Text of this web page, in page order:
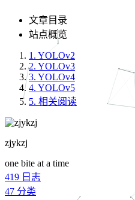
文章目录
站点概览
1. YOLOv2
2. YOLOv3
3. YOLOv4
4. YOLOv5
5. 相关阅读
zjykzj
one bite at a time
419 日志
47 分类